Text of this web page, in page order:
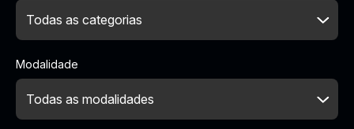
Modalidade